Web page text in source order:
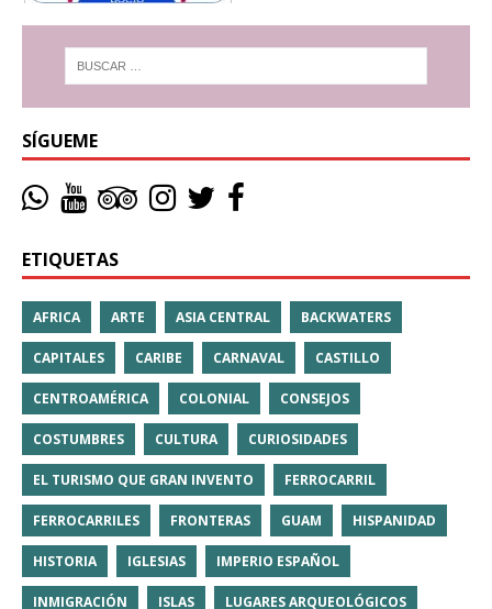
SÍGUEME
ETIQUETAS
AFRICA ARTE ASIA CENTRAL BACKWATERS
CAPITALES CARIBE CARNAVAL CASTILLO
CENTROAMÉRICA COLONIAL CONSEJOS
COSTUMBRES CULTURA CURIOSIDADES
EL TURISMO QUE GRAN INVENTO FERROCARRIL
FERROCARRILES FRONTERAS GUAM HISPANIDAD
HISTORIA IGLESIAS IMPERIO ESPAÑOL
INMIGRACIÓN ISLAS LUGARES ARQUEOLÓGICOS